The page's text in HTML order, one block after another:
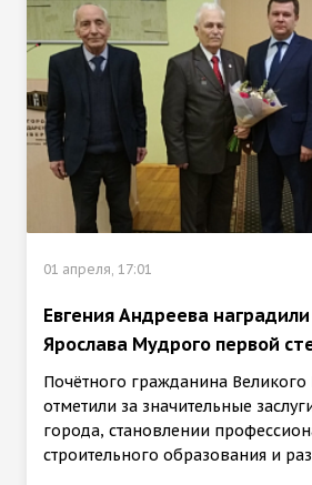
01 апреля, 17:01
Евгения Андреева
Ярослава Мудрого первой
Почётного гражданина
отметили за значительные
города, становлении
строительного образования и